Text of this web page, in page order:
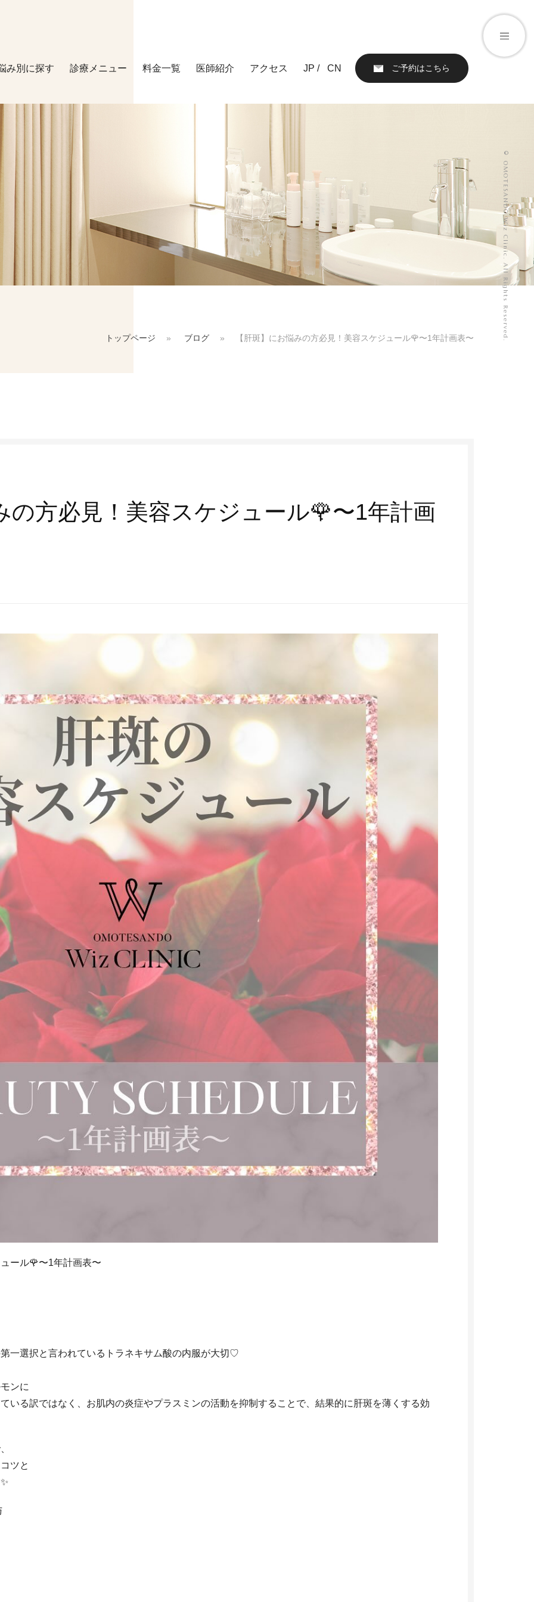
ご予約はこちら
JP / CN
アクセス
医師紹介
料金一覧
診療メニュー
み別に探す
トップページ » ブログ » 【肝斑】にお悩みの方必見！美容スケジュール🌹〜1年計画表〜
の方必見！美容スケジュール🌹〜1年計画
ール🌹〜1年計画表〜
一選択と言われているトラネキサム酸の内服が大切♡
ンに
いる訳ではなく、お肌内の炎症やプラスミンの活動を抑制することで、結果的に肝斑を薄くする効
ツと
© OMOTESANDO Wiz Clinic. All Rights Reserved.
マシーン施術
医療レーザー脱毛
美容点滴
スネコス
内服薬
ホームケア（化粧品）
ブログ
親権者同意書
プライバシーポリシー